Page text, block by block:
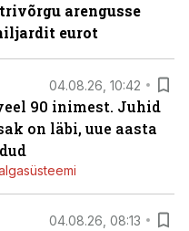
arengusse
eurot
04.08.26, 10:42
90 inimest. Juhid
on läbi, uue aasta
04.08.26, 08:13